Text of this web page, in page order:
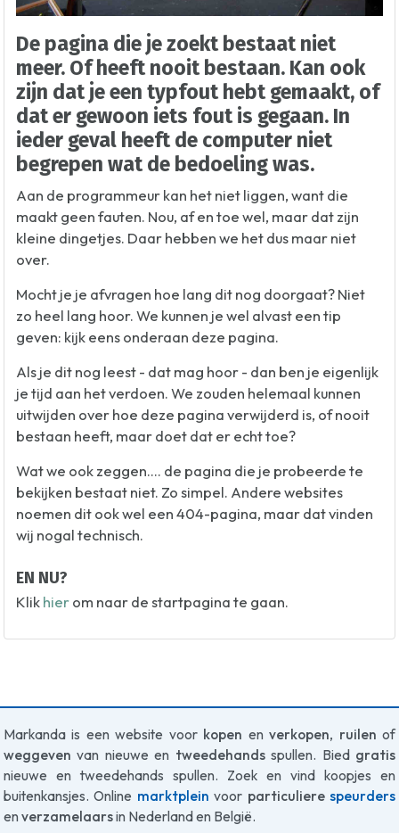
De pagina die je zoekt bestaat niet
meer. Of heeft nooit bestaan. Kan ook
zijn dat je een typfout hebt gemaakt, of
dat er gewoon iets fout is gegaan. In
ieder geval heeft de computer niet
begrepen wat de bedoeling was.
Aan de programmeur kan het niet liggen, want die
maakt geen fauten. Nou, af en toe wel, maar dat zijn
kleine dingetjes. Daar hebben we het dus maar niet
over.
Mocht je je afvragen hoe lang dit nog doorgaat? Niet
zo heel lang hoor. We kunnen je wel alvast een tip
geven: kijk eens onderaan deze pagina.
Als je dit nog leest - dat mag hoor - dan ben je eigenlijk
je tijd aan het verdoen. We zouden helemaal kunnen
uitwijden over hoe deze pagina verwijderd is, of nooit
bestaan heeft, maar doet dat er echt toe?
Wat we ook zeggen.... de pagina die je probeerde te
bekijken bestaat niet. Zo simpel. Andere websites
noemen dit ook wel een 404-pagina, maar dat vinden
wij nogal technisch.
EN NU?
Klik hier om naar de startpagina te gaan.
Markanda is een website voor kopen enverkopen, ruilen of
weggeven van nieuwe en tweedehandsspullen. Bied gratis
nieuwe en tweedehands spullen. Zoek en vind koopjes en
buitenkansjes. Online marktplein voor particulierespeurders
en verzamelaarsin Nederland en België.